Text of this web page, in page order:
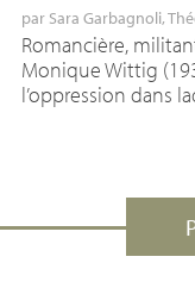
par Sara Garbagnoli,
Romancière,
Monique Wittig
l’oppression dans